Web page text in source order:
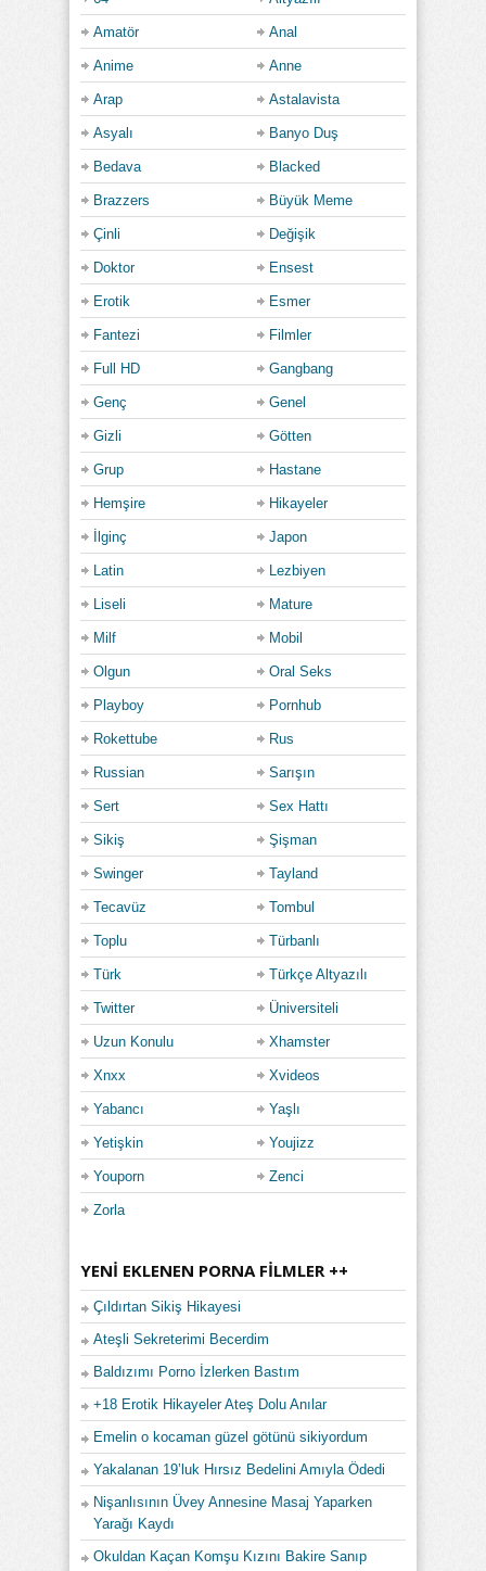
Amatör Anal
Anime Anne
Arap Astalavista
Asyalı Banyo Duş
Bedava Blacked
Brazzers Büyük Meme
Çinli Değişik
Doktor Ensest
Erotik Esmer
Fantezi Filmler
Full HD Gangbang
Genç Genel
Gizli Götten
Grup Hastane
Hemşire Hikayeler
İlginç Japon
Latin Lezbiyen
Liseli Mature
Milf Mobil
Olgun Oral Seks
Playboy Pornhub
Rokettube Rus
Russian Sarışın
Sert Sex Hattı
Sikiş Şişman
Swinger Tayland
Tecavüz Tombul
Toplu Türbanlı
Türk Türkçe Altyazılı
Twitter Üniversiteli
Uzun Konulu Xhamster
Xnxx Xvideos
Yabancı Yaşlı
Yetişkin Youjizz
Youporn Zenci
Zorla
YENI EKLENEN PORNA FILMLER ++
Çıldırtan Sikiş Hikayesi
Ateşli Sekreterimi Becerdim
Baldızımı Porno İzlerken Bastım
+18 Erotik Hikayeler Ateş Dolu Anılar
Emelin o kocaman güzel götünü sikiyordum
Yakalanan 19’luk Hırsız Bedelini Amıyla Ödedi
Nişanlısının Üvey Annesine Masaj Yaparken
Yarağı Kaydı
Okuldan Kaçan Komşu Kızını Bakire Sanıp